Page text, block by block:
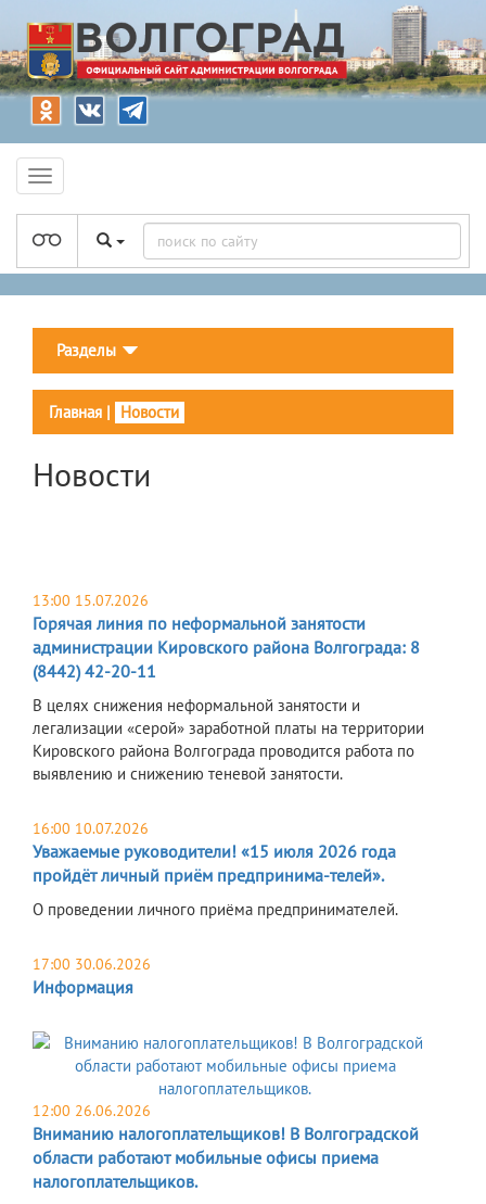
Разделы
Главная | Новости
Новости
13:00 15.07.2026
Горячая линия по неформальной занятости
администрации Кировского района Волгограда: 8
(8442) 42-20-11
В целях снижения неформальной занятости и
легализации «серой» заработной платы на территории
Кировского района Волгограда проводится работа по
выявлению и снижению теневой занятости.
16:00 10.07.2026
Уважаемые руководители! «15 июля 2026 года
пройдёт личный приём предпринима-телей».
О проведении личного приёма предпринимателей.
17:00 30.06.2026
Информация
12:00 26.06.2026
Вниманию налогоплательщиков! В Волгоградской
области работают мобильные офисы приема
налогоплательщиков.